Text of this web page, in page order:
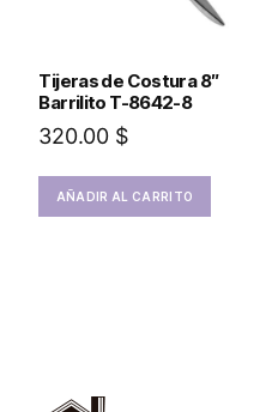
Tijeras de Costura 8″
Barrilito T-8642-8
320.00 $
AÑADIR AL CARRITO